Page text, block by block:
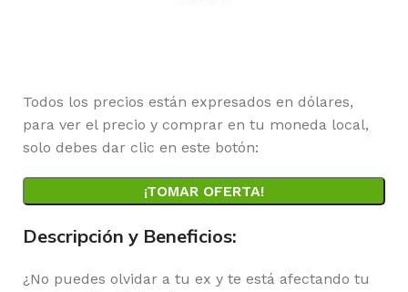
Todos los precios están expresados en dólares,
para ver el precio y comprar en tu moneda local,
solo debes dar clic en este botón:
¡TOMAR OFERTA!
Descripción y Beneficios:
¿No puedes olvidar a tu ex y te está afectando tu